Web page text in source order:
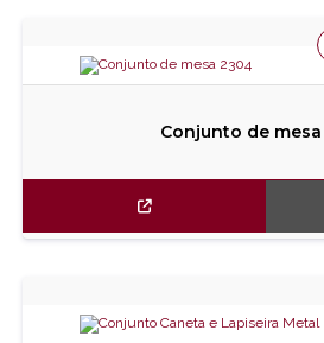
Conjunto de